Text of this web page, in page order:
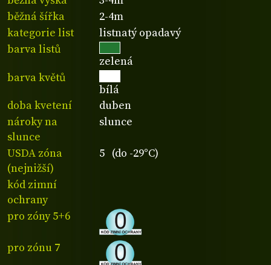
běžná šířka
2-4m
kategorie list
listnatý opadavý
barva listů
zelená
barva květů
bílá
doba kvetení
duben
nároky na
slunce
slunce
USDA zóna
(nejnižší)
5 (do -29°C)
kód zimní
ochrany
pro zóny 5+6
pro zónu 7